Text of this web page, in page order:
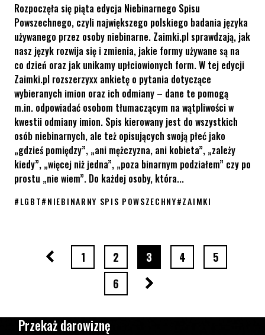
Rozpoczęła się piąta edycja Niebinarnego Spisu
Powszechnego, czyli największego polskiego badania języka
używanego przez osoby niebinarne. Zaimki.pl sprawdzają, jak
nasz język rozwija się i zmienia, jakie formy używane są na
co dzień oraz jak unikamy upłciowionych form. W tej edycji
Zaimki.pl rozszerzyxx ankietę o pytania dotyczące
wybieranych imion oraz ich odmiany – dane te pomogą
m.in. odpowiadać osobom tłumaczącym na wątpliwości w
kwestii odmiany imion. Spis kierowany jest do wszystkich
osób niebinarnych, ale też opisujących swoją płeć jako
„gdzieś pomiędzy”, „ani mężczyzna, ani kobieta”, „zależy
kiedy”, „więcej niż jedna”, „poza binarnym podziałem” czy po
prostu „nie wiem”. Do każdej osoby, która...
#LGBT#NIEBINARNY SPIS POWSZECHNY#ZAIMKI
Poprzednia strona
strona numer
1 strona numer
2 strona numer
3 strona numer
4 strona
5
strona numer
6 Następna strona
Przekaż darowiznę